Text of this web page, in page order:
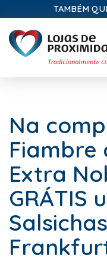
TAMBÉM
Na
Fiambre
Extra
GRÁTIS